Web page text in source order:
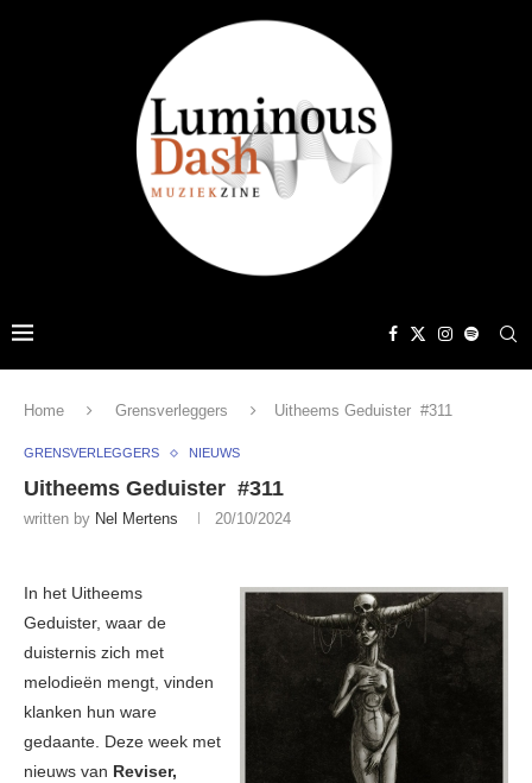
Home Grensverleggers Uitheems Geduister #311
GRENSVERLEGGERS NIEUWS
Uitheems Geduister #311
written by Nel Mertens 20/10/2024
In het Uitheems
Geduister, waar de
duisternis zich met
melodieën mengt, vinden
klanken hun ware
gedaante. Deze week met
nieuws van Reviser,